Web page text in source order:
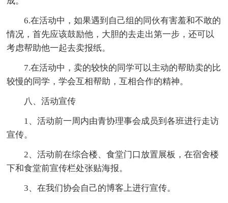
6.在活动中，如果遇到自己组的同伙有害羞和不敢的
情况，首先应该鼓励他，大胆的去走出第一步，还可以
考虑帮助他一起去卖报纸。
7.在活动中，卖的较快的同学可以主动的帮助卖的比
较慢的同学，学会互相帮助，互相合作的精神。
八、活动宣传
1、活动前一周内由青协理事会成员到各班进行走访
宣传。
2、活动前在综合楼、食堂门口放置展板，在宿舍楼
下和食堂前宣传栏处张贴海报。
3、在我们协会自己的博客上进行宣传。